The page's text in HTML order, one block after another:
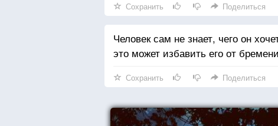
Сохранить Поделиться
Человек сам не знает, чего он
это может избавить его от
Сохранить Поделиться